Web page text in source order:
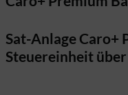
Sat-Anlage Caro+
Steuereinheit